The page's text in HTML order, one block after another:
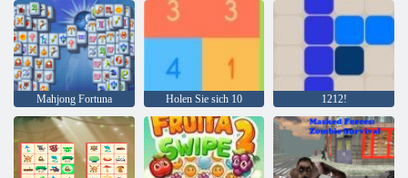
Mahjong Fortuna Holen Sie sich 10 1212!